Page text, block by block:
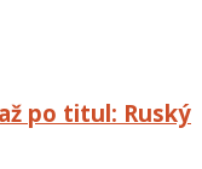
po titul: Ruský